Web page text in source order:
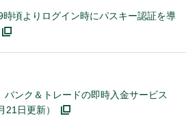
時頃よりログイン時にパスキー認証を導
バンク＆トレードの即時入金サービス
日更新）